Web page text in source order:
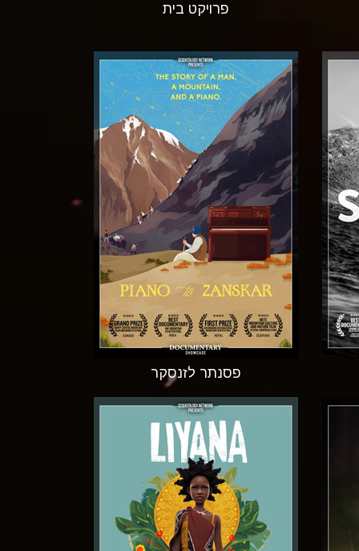
פרויקט בית
פסנתר לזנסקר